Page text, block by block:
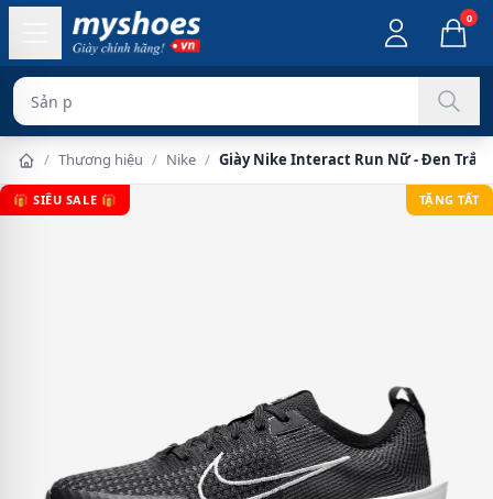
0
Sản phẩm chính
/ Thương hiệu / Nike / Giày Nike Interact Run Nữ - Đen
🎁 SIÊU SALE 🎁 TẶNG TẤT